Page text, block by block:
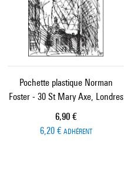
Pochette plastique Norman
Foster - 30 St Mary Axe, Londres
Prix ​​actuel
6,90 €
6,20 € ADHÉRENT